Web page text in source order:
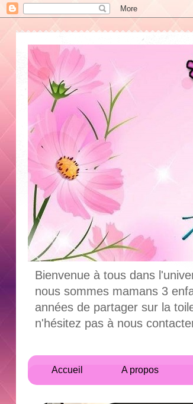
Bienvenue à tous dans
nous sommes mamans 3
années de partager sur la
n'hésitez pas à nous
Accueil A propos